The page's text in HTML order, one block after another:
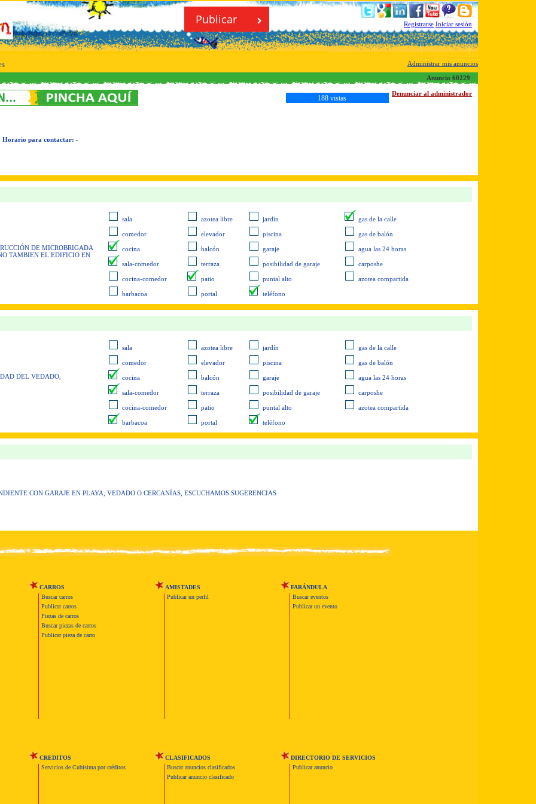
Publicar Registrarse Iniciar sesión
Administrar mis anuncios
Anuncio 60229
Denunciar al administrador
188 vistas
Horario para contactar: -
DE MICROBRIGADA
TAMBIEN EL EDIFICIO EN
sala azotea libre jardín gas de la calle
comedor elevador piscina gas de balón
cocina balcón garaje agua las 24 horas
sala-comedor terraza posibilidad de garaje carposhe
cocina-comedor patio puntal alto azotea compartida
barbacoa portal teléfono
DEL VEDADO,
sala azotea libre jardín gas de la calle
comedor elevador piscina gas de balón
cocina balcón garaje agua las 24 horas
sala-comedor terraza posibilidad de garaje carposhe
cocina-comedor patio puntal alto azotea compartida
barbacoa portal teléfono
CON GARAJE EN PLAYA, VEDADO O CERCANÍAS, ESCUCHAMOS SUGERENCIAS
CARROS
Buscar carros
Publicar carros
Piezas de carros
Buscar piezas de carros
Publicar pieza de carro
AMISTADES
Publicar un perfil
FARÁNDULA
Buscar eventos
Publicar un evento
CREDITOS
Servicios de Cubisima por créditos
CLASIFICADOS
Buscar anuncios clasificados
Publicar anuncio clasificado
DIRECTORIO DE SERVICIOS
Publicar anuncio